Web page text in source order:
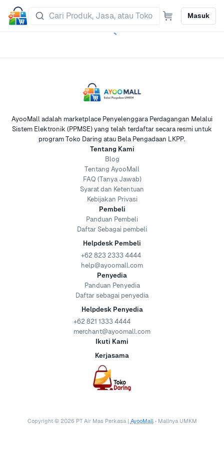
Masuk
AyooMall adalah marketplace Penyelenggara Perdagangan Melalui
Sistem Elektronik (PPMSE) yang telah terdaftar secara resmi untuk
program Toko Daring atau Bela Pengadaan LKPP.
Tentang Kami
Blog
Tentang AyooMall
FAQ (Tanya Jawab)
Syarat dan Ketentuan
Kebijakan Privasi
Pembeli
Panduan Pembeli
Daftar Sebagai pembeli
Helpdesk Pembeli
+62 823 2333 4444
help@ayoomall.com
Penyedia
Panduan Penyedia
Daftar sebagai penyedia
Helpdesk Penyedia
+62 821 1333 4444
merchant@ayoomall.com
Ikuti Kami
Kerjasama
Copyright © 2026 PT Air Mas Perkasa | AyooMall • Mallnya UMKM